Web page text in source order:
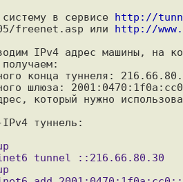
в сервисе http://
freenet.asp или http://
IPv4 адрес машины, на
получаем:
конца туннеля:
шлюза:
который нужно
туннель: